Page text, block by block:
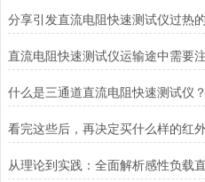
什么是三通道直流电阻快速测试仪？